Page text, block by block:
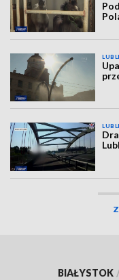
BIAŁYSTOK